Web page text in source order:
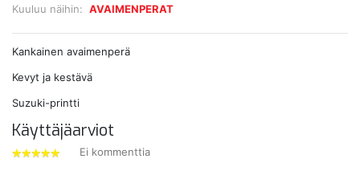
Kuuluu näihin: AVAIMENPERAT
Kankainen avaimenperä
Kevyt ja kestävä
Suzuki-printti
Käyttäjäarviot
Ei kommenttia